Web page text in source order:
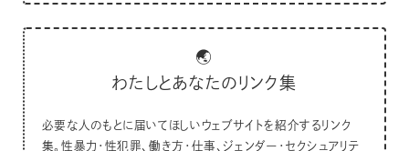
🌏
わたしとあなたのリンク集
必要な人のもとに届いてほしいウェブサイトを紹介するリンク
集。性暴力・性犯罪、働き方・仕事、ジェンダー・セクシュアリテ